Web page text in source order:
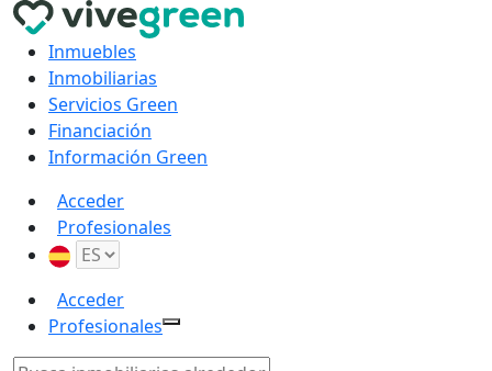
Inmuebles
Inmobiliarias
Servicios Green
Financiación
Información Green
Acceder
Profesionales
Acceder
Profesionales